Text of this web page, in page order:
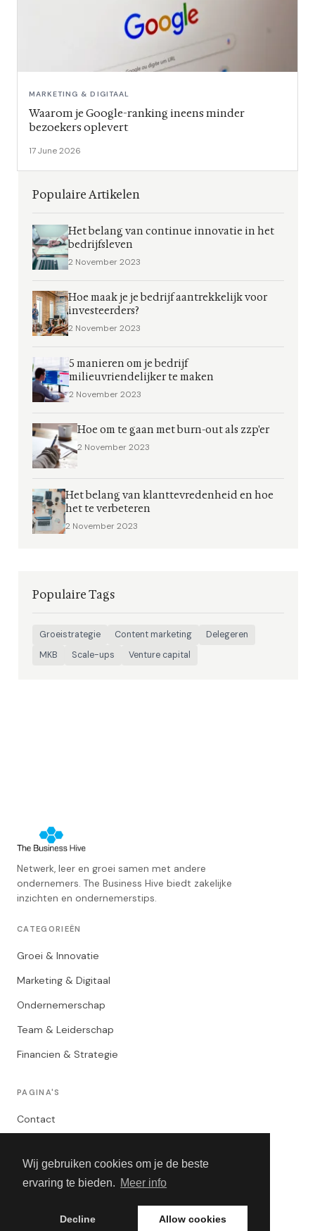
Wij gebruiken cookies om je de beste
ervaring te bieden. Meer info
Decline Allow cookies
MARKETING & DIGITAAL
Waarom je Google-ranking ineens minder
bezoekers oplevert
17 June 2026
Populaire Artikelen
Het belang van continue innovatie in het
bedrijfsleven
2 November 2023
Hoe maak je je bedrijf aantrekkelijk voor
investeerders?
2 November 2023
5 manieren om je bedrijf
milieuvriendelijker te maken
2 November 2023
Hoe om te gaan met burn-out als zzp'er
2 November 2023
Het belang van klanttevredenheid en hoe
het te verbeteren
2 November 2023
Populaire Tags
Groeistrategie Content marketing
Delegeren
MKB
Scale-ups Venture capital
Netwerk, leer en groei samen met andere
ondernemers. The Business Hive biedt zakelijke
inzichten en ondernemerstips.
CATEGORIEËN
Groei & Innovatie
Marketing & Digitaal
Ondernemerschap
Team & Leiderschap
Financien & Strategie
PAGINA'S
Contact
Algemene Voorwaarden
Adverteren